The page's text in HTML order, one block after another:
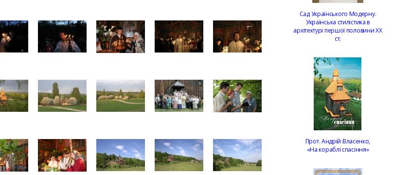
Сад Українського Модерну.
Українська стилістика в
архітектурі першої половини ХХ
ст.
Прот. Андрій Власенко,
«На кораблі спасіння»